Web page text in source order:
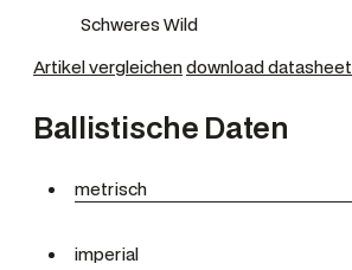
Schweres Wild
Artikel vergleichendownload datasheet
Ballistische Daten
metrisch
imperial